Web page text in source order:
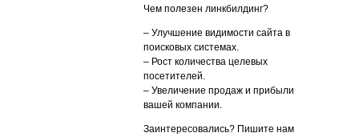
Чем полезен линкбилдинг?
– Улучшение видимости сайта в
поисковых системах.
– Рост количества целевых
посетителей.
– Увеличение продаж и прибыли
вашей компании.
Заинтересовались? Пишите нам